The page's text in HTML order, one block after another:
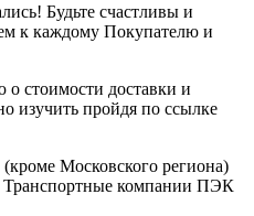
Будьте счастливы и
к каждому Покупателю и
стоимости доставки и
изучить пройдя по ссылке
Московского региона)
Транспортные компании ПЭК